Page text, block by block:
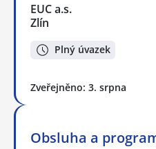
EUC a.s.
Zlín
Plný úvazek
Zveřejněno: 3. srpna
Obsluha a